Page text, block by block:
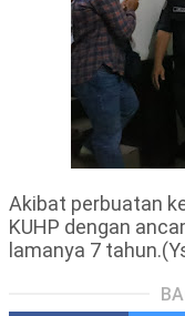
Akibat perbuatan
KUHP dengan
lamanya 7